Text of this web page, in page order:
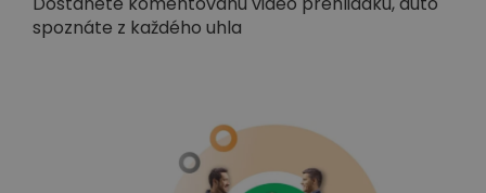
spoznáte z každého uhla